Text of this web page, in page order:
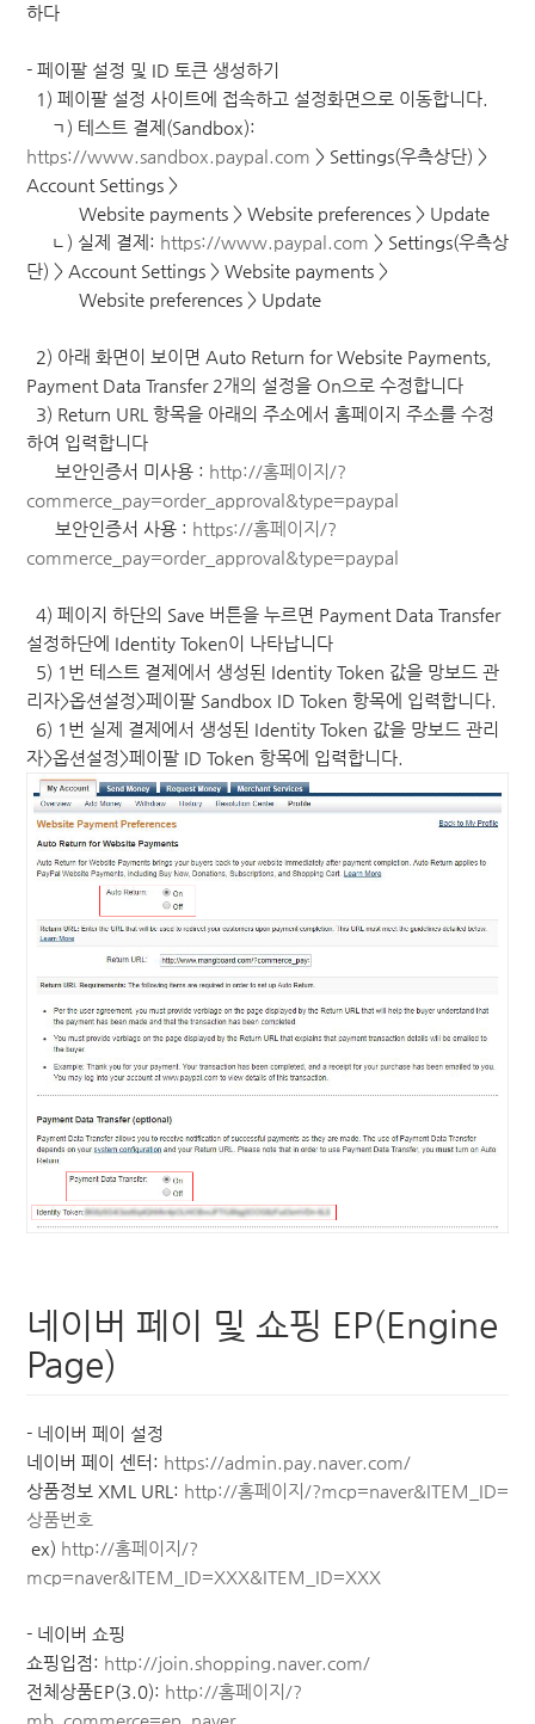
하다
- 페이팔 설정 및 ID 토큰 생성하기
1) 페이팔 설정 사이트에 접속하고 설정화면으로 이동합니다.
ㄱ) 테스트 결제(Sandbox):
https://www.sandbox.paypal.com > Settings(우측상단) >
Account Settings >
Website payments > Website preferences > Update
ㄴ) 실제 결제: https://www.paypal.com > Settings(우측상
단) > Account Settings > Website payments >
Website preferences > Update
2) 아래 화면이 보이면 Auto Return for Website Payments,
Payment Data Transfer 2개의 설정을 On으로 수정합니다
3) Return URL 항목을 아래의 주소에서 홈페이지 주소를 수정
하여 입력합니다
보안인증서 미사용 : http://홈페이지/?
commerce_pay=order_approval&type=paypal
보안인증서 사용 : https://홈페이지/?
commerce_pay=order_approval&type=paypal
4) 페이지 하단의 Save 버튼을 누르면 Payment Data Transfer
설정하단에 Identity Token이 나타납니다
5) 1번 테스트 결제에서 생성된 Identity Token 값을 망보드 관
리자>옵션설정>페이팔 Sandbox ID Token 항목에 입력합니다.
6) 1번 실제 결제에서 생성된 Identity Token 값을 망보드 관리
자>옵션설정>페이팔 ID Token 항목에 입력합니다.
네이버 페이 및 쇼핑 EP(Engine
Page)
- 네이버 페이 설정
네이버 페이 센터: https://admin.pay.naver.com/
상품정보 XML URL: http://홈페이지/?mcp=naver&ITEM_ID=
상품번호
ex) http://홈페이지/?
mcp=naver&ITEM_ID=XXX&ITEM_ID=XXX
- 네이버 쇼핑
쇼핑입점: http://join.shopping.naver.com/
전체상품EP(3.0): http://홈페이지/?